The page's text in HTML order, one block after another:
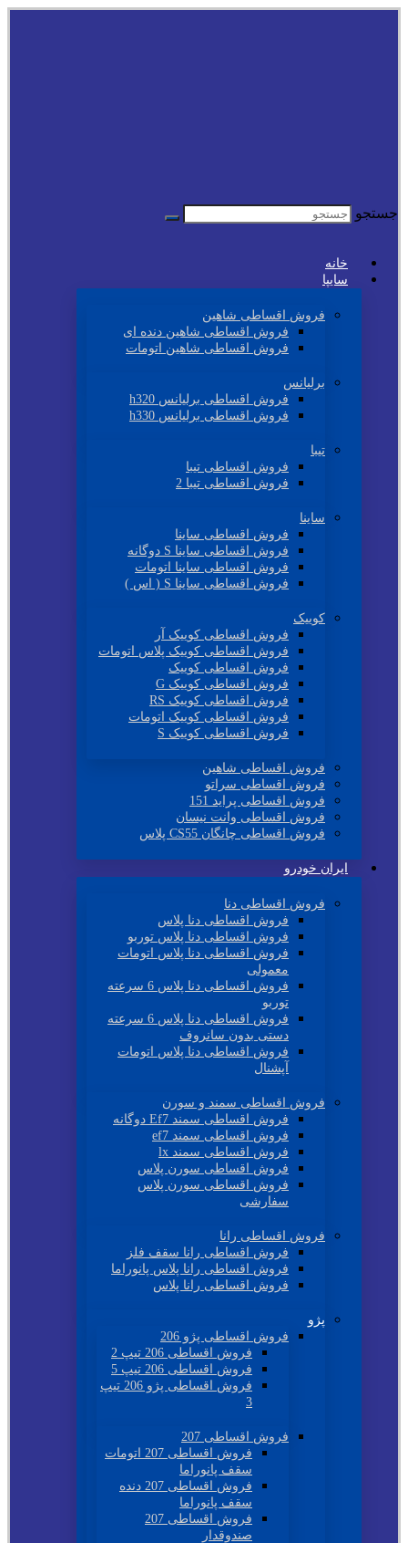
جستجو
خانه
سایپا
فروش اقساطی شاهین
فروش اقساطی شاهین دنده ای
فروش اقساطی شاهین اتومات
برلیانس
فروش اقساطی برلیانس h320
فروش اقساطی برلیانس h330
تیبا
فروش اقساطی تیبا
فروش اقساطی تیبا 2
ساینا
فروش اقساطی ساینا
فروش اقساطی ساینا S دوگانه
فروش اقساطی ساینا اتومات
فروش اقساطی ساینا S ( اس )
کوییک
فروش اقساطی کوییک آر
فروش اقساطی کوییک پلاس اتومات
فروش اقساطی کوییک
فروش اقساطی کوییک G
فروش اقساطی کوییک RS
فروش اقساطی کوییک اتومات
فروش اقساطی کوییک S
فروش اقساطی شاهین
فروش اقساطی سراتو
فروش اقساطی پراید 151
فروش اقساطی وانت نیسان
فروش اقساطی چانگان CS55 پلاس
ایران خودرو
فروش اقساطی دنا
فروش اقساطی دنا پلاس
فروش اقساطی دنا پلاس توربو
فروش اقساطی دنا پلاس اتومات
معمولی
فروش اقساطی دنا پلاس 6 سرعته
توربو
فروش اقساطی دنا پلاس 6 سرعته
دستی بدون سانروف
فروش اقساطی دنا پلاس اتومات
آپشنال
فروش اقساطی سمند و سورن
فروش اقساطی سمند Ef7 دوگانه
فروش اقساطی سمند ef7
فروش اقساطی سمند lx
فروش اقساطی سورن پلاس
فروش اقساطی سورن پلاس
سفارشی
فروش اقساطی رانا
فروش اقساطی رانا سقف فلز
فروش اقساطی رانا پلاس پانوراما
فروش اقساطی رانا پلاس
پژو
فروش اقساطی پژو 206
فروش اقساطی 206 تیپ 2
فروش اقساطی 206 تیپ 5
فروش اقساطی پژو 206 تیپ
3
فروش اقساطی 207
فروش اقساطی 207 اتومات
سقف پانوراما
فروش اقساطی 207 دنده
سقف پانوراما
فروش اقساطی 207
صندوقدار